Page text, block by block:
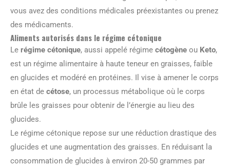
vous avez des conditions médicales préexistantes ou prenez
des médicaments.
Aliments autorisés dans le régime cétonique
Le régime cétonique, aussi appelé régime cétogène ou Keto,
est un régime alimentaire à haute teneur en graisses, faible
en glucides et modéré en protéines. Il vise à amener le corps
en état de cétose, un processus métabolique où le corps
brûle les graisses pour obtenir de l’énergie au lieu des
glucides.
Le régime cétonique repose sur une réduction drastique des
glucides et une augmentation des graisses. En réduisant la
consommation de glucides à environ 20-50 grammes par